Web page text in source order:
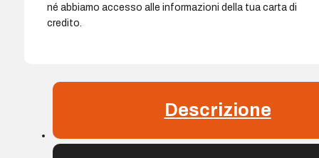
né abbiamo accesso alle informazioni della tua carta di
credito.
Descrizione